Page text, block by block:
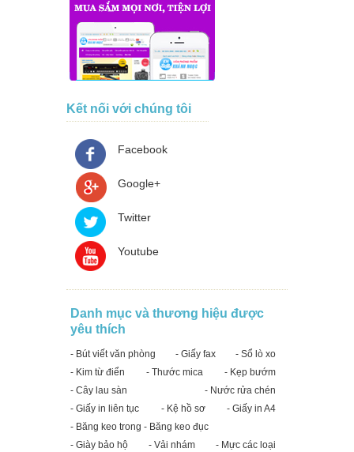
Kết nối với chúng tôi
Facebook
Google+
Twitter
Youtube
Danh mục và thương hiệu được
yêu thích
- Bút viết văn phòng - Giấy fax
- Sổ lò xo
- Kim từ điển
- Thước mica
- Kẹp bướm
- Cây lau sàn
- Nước rửa chén
- Giấy in liên tục
- Kệ hồ sơ
- Giấy in A4
- Băng keo trong - Băng keo đục
- Giày bảo hộ
- Vải nhám
- Mực các loại